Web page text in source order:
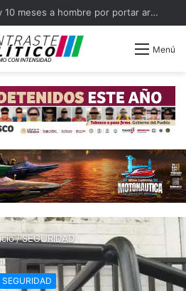
Capacita FGR a militares como primeros respondientes en Tabasco
Menú
/SEGURIDAD
SEGURIDAD